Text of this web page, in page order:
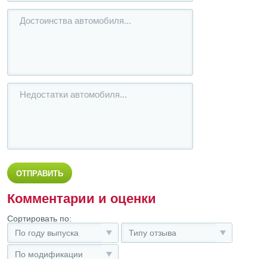
Комментарии и оценки
Сортировать по:
По году выпуска
Типу отзыва
По модификации